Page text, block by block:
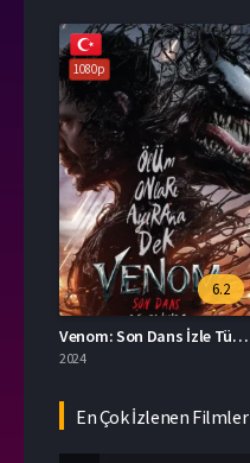
1080p
6.2
Venom: Son Dans İzle Türkçe Dublaj
2024
En Çok İzlenen Filmler